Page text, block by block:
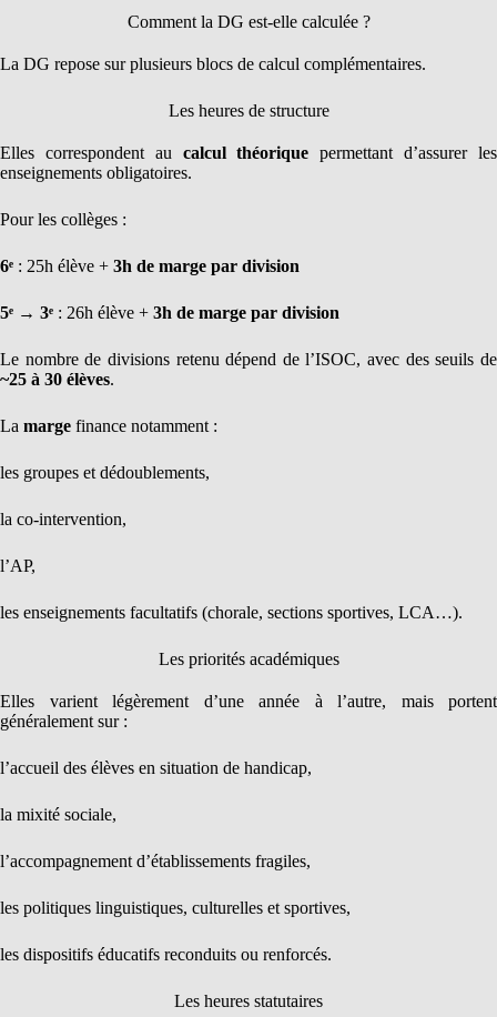
Comment la DG est-elle calculée ?
La DG repose sur plusieurs blocs de calcul complémentaires.
Les heures de structure
Elles correspondent au calcul théorique permettant d’assurer les
enseignements obligatoires.
Pour les collèges :
6ᵉ : 25h élève + 3h de marge par division
5ᵉ → 3ᵉ : 26h élève + 3h de marge par division
Le nombre de divisions retenu dépend de l’ISOC, avec des seuils de
~25 à 30 élèves.
La marge finance notamment :
les groupes et dédoublements,
la co-intervention,
l’AP,
les enseignements facultatifs (chorale, sections sportives, LCA…).
Les priorités académiques
Elles varient légèrement d’une année à l’autre, mais portent
généralement sur :
l’accueil des élèves en situation de handicap,
la mixité sociale,
l’accompagnement d’établissements fragiles,
les politiques linguistiques, culturelles et sportives,
les dispositifs éducatifs reconduits ou renforcés.
Les heures statutaires